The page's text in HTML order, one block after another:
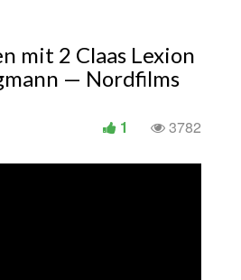
mit 2 Claas Lexion
— Nordfilms
3782
1